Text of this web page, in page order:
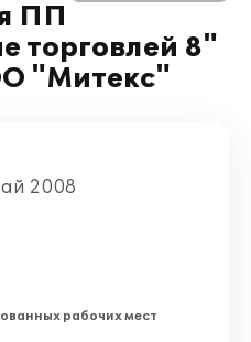
ПП
торговлей 8"
"Митекс"
2008
рабочих мест